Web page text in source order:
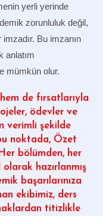
yerli yerinde
zorunluluk değil,
Bu imzanın
anlatım
mümkün olur.
de fırsatlarıyla
ödevler ve
verimli şekilde
noktada, Özet
bölümden, her
hazırlanmış
başarılarınıza
ekibimiz, ders
titizlikle